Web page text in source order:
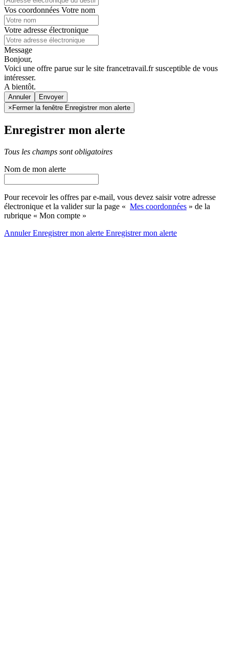
Vos coordonnées Votre nom
Votre adresse électronique
Message
Bonjour,
Voici une offre parue sur le site francetravail.fr susceptible de vous
intéresser.
A bientôt.
Annuler
× Fermer la fenêtre Enregistrer mon alerte
Enregistrer mon alerte
Tous les champs sont obligatoires
Nom de mon alerte
Pour recevoir les offres par e-mail, vous devez saisir votre adresse
électronique et la valider sur la page « Mes coordonnées » de la
rubrique « Mon compte »
AnnulerEnregistrer mon alerte Enregistrermon alerte